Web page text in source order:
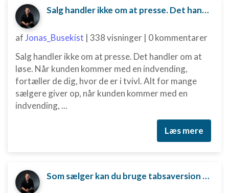
Salg handler ikke om at presse. Det handler om at løse.
afJonas_Busekist | 338 visninger | 0 kommentarer
Salg handler ikke om at presse. Det handler om at
løse. Når kunden kommer med en indvending,
fortæller de dig, hvor de er i tvivl. Alt for mange
sælgere giver op, når kunden kommer med en
indvending, ...
Læs mere
Som sælger kan du bruge tabsaversion til at skubbe kunden mod en beslutning.